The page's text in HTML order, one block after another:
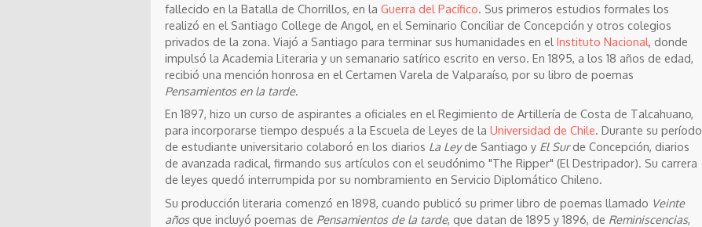
fallecido en la Batalla de Chorrillos, en la Guerra del Pacífico . Sus primeros estudios formales los
realizó en el Santiago College de Angol, en el Seminario Conciliar de Concepción y otros colegios
privados de la zona. Viajó a Santiago para terminar sus humanidades en el Instituto Nacional , donde
impulsó la Academia Literaria y un semanario satírico escrito en verso. En 1895, a los 18 años de edad,
recibió una mención honrosa en el Certamen Varela de Valparaíso, por su libro de poemas
Pensamientos en la tarde.
En 1897, hizo un curso de aspirantes a oficiales en el Regimiento de Artillería de Costa de Talcahuano,
para incorporarse tiempo después a la Escuela de Leyes de la Universidad de Chile. Durante su período
de estudiante universitario colaboró en los diarios La Leyde Santiago y El Surde Concepción, diarios
de avanzada radical, firmando sus artículos con el seudónimo "The Ripper" (El Destripador). Su carrera
de leyes quedó interrumpida por su nombramiento en Servicio Diplomático Chileno.
Su producción literaria comenzó en 1898, cuando publicó su primer libro de poemas llamado Veinte
añosque incluyó poemas de Pensamientos de la tarde, que datan de 1895 y 1896, de Reminiscencias,